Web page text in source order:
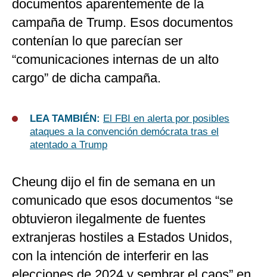
documentos aparentemente de la
campaña de Trump. Esos documentos
contenían lo que parecían ser
“comunicaciones internas de un alto
cargo” de dicha campaña.
LEA TAMBIÉN: El FBI en alerta por posibles
ataques a la convención demócrata tras el
atentado a Trump
Cheung dijo el fin de semana en un
comunicado que esos documentos “se
obtuvieron ilegalmente de fuentes
extranjeras hostiles a Estados Unidos,
con la intención de interferir en las